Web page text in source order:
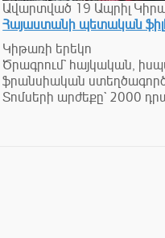
Ավարտված 19 Ապրիլ
Հայաստանի պետական
Կիթառի երեկո
Ծրագրում` հայկական,
ֆրանսիական
Տոմսերի արժեքը` 2000